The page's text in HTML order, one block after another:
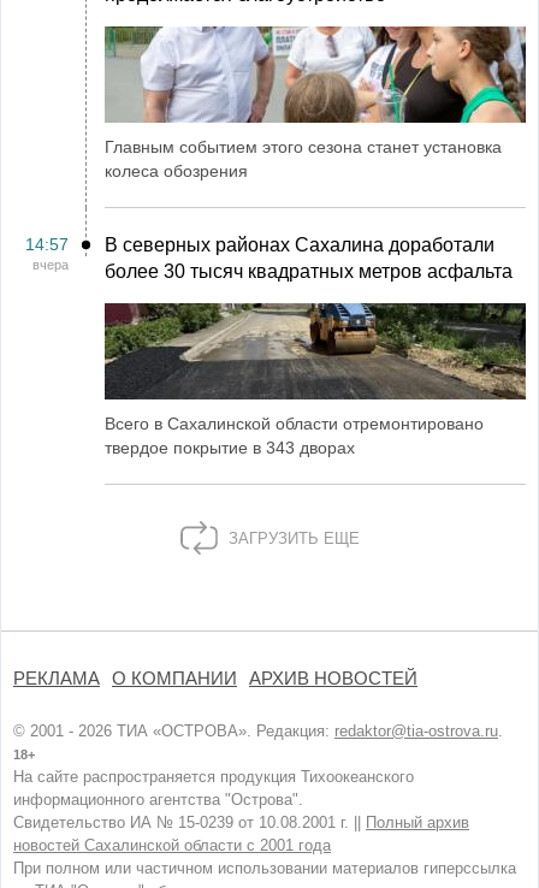
Главным событием этого сезона станет установка
колеса обозрения
14:57
вчера
В северных районах Сахалина доработали
более 30 тысяч квадратных метров асфальта
Всего в Сахалинской области отремонтировано
твердое покрытие в 343 дворах
ЗАГРУЗИТЬ ЕЩЕ
РЕКЛАМА О КОМПАНИИ АРХИВ НОВОСТЕЙ
© 2001 - 2026 ТИА «ОСТРОВА». Редакция: redaktor@tia-ostrova.ru.
18+
На сайте распространяется продукция Тихоокеанского
информационного агентства "Острова".
Свидетельство ИА № 15-0239 от 10.08.2001 г. ||
Полный архив
новостей Сахалинской области с 2001 года
При полном или частичном использовании материалов гиперссылка